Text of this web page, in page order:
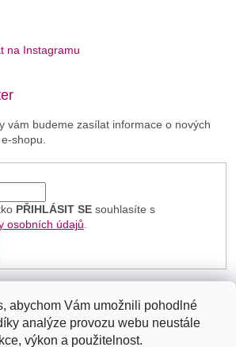
abychom Vám umožnili pohodlné
analýze provozu webu neustále
výkon a použitelnost.
na Instagramu
vám budeme zasílat informace o nových
shopu.
PŘIHLÁSIT SEsouhlasíte s
osobních údajů
Seznam Google Bing